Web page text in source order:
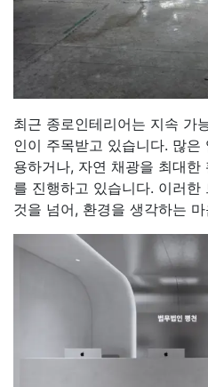
최근 종로인테리어는 지속 가
인이 주목받고 있습니다. 많
용하거나, 자연 채광을 최대한
를 진행하고 있습니다. 이러
것을 넘어, 환경을 생각하는